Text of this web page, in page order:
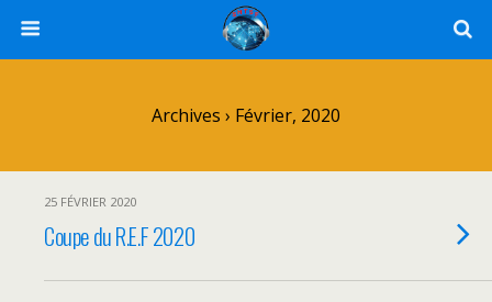
Archives › Février, 2020
25 FÉVRIER 2020
Coupe du R.E.F 2020